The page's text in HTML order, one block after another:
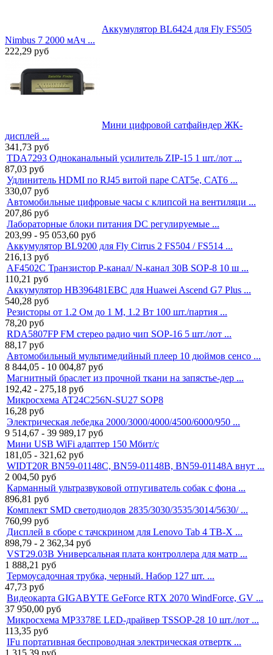
Аккумулятор BL6424 для Fly FS505
Nimbus 7 2000 мАч ...
222,29 руб
Мини цифровой сатфайндер ЖК-
дисплей ...
341,73 руб
TDA7293 Одноканальный усилитель ZIP-15 1 шт./лот ...
87,03 руб
Удлинитель HDMI по RJ45 витой паре CAT5e, CAT6 ...
330,07 руб
Автомобильные цифровые часы с клипсой на вентиляци ...
207,86 руб
Лабораторные блоки питания DC регулируемые ...
203,99 - 95 053,60 руб
Аккумулятор BL9200 для Fly Cirrus 2 FS504 / FS514 ...
216,13 руб
AF4502C Транзистор P-канал/ N-канал 30В SOP-8 10 ш ...
110,21 руб
Аккумулятор HB396481EBC для Huawei Ascend G7 Plus ...
540,28 руб
Резисторы от 1.2 Ом до 1 М, 1.2 Вт 100 шт./партия ...
78,20 руб
RDA5807FP FM стерео радио чип SOP-16 5 шт./лот ...
88,17 руб
Автомобильный мультимедийный плеер 10 дюймов сенсо ...
8 844,05 - 10 004,87 руб
Магнитный браслет из прочной ткани на запястье-дер ...
192,42 - 275,18 руб
Микросхема AT24C256N-SU27 SOP8
16,28 руб
Электрическая лебедка 2000/3000/4000/4500/6000/950 ...
9 514,67 - 39 989,17 руб
Мини USB WiFi адаптер 150 Мбит/с
181,05 - 321,62 руб
WIDT20R BN59-01148C, BN59-01148B, BN59-01148A внут ...
2 004,50 руб
Карманный ультразвуковой отпугиватель собак с фона ...
896,81 руб
Комплект SMD светодиодов 2835/3030/3535/3014/5630/ ...
760,99 руб
Дисплей в сборе с тачскрином для Lenovo Tab 4 TB-X ...
898,79 - 2 362,34 руб
VST29.03B Универсальная плата контроллера для матр ...
1 888,21 руб
Термоусадочная трубка, черный. Набор 127 шт. ...
47,73 руб
Видеокарта GIGABYTE GeForce RTX 2070 WindForce, GV ...
37 950,00 руб
Микросхема MP3378E LED-драйвер TSSOP-28 10 шт./лот ...
113,35 руб
IFu портативная беспроводная электрическая отвертк ...
1 315,39 руб